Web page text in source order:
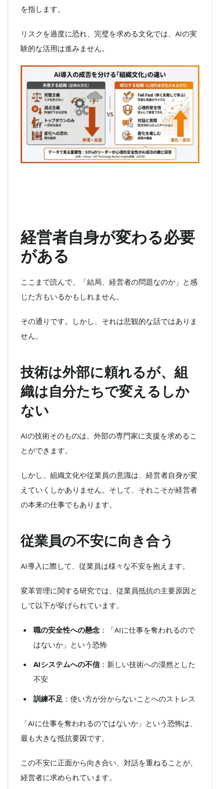
を指します。
リスクを過度に恐れ、完璧を求める文化では、AIの実
験的な活用は進みません。
経営者自身が変わる必要
がある
ここまで読んで、「結局、経営者の問題なのか」と感
じた方もいるかもしれません。
その通りです。しかし、それは悲観的な話ではありま
せん。
技術は外部に頼れるが、組
織は自分たちで変えるしか
ない
AIの技術そのものは、外部の専門家に支援を求めるこ
とができます。
しかし、組織文化や従業員の意識は、経営者自身が変
えていくしかありません。そして、それこそが経営者
の本来の仕事でもあります。
従業員の不安に向き合う
AI導入に際して、従業員は様々な不安を抱えます。
変革管理に関する研究では、従業員抵抗の主要原因と
して以下が挙げられています。
職の安全性への懸念：「AIに仕事を奪われるので
はないか」という恐怖
AIシステムへの不信：新しい技術への漠然とした
不安
訓練不足：使い方が分からないことへのストレス
「AIに仕事を奪われるのではないか」という恐怖は、
最も大きな抵抗要因です。
この不安に正面から向き合い、対話を重ねることが、
経営者に求められています。